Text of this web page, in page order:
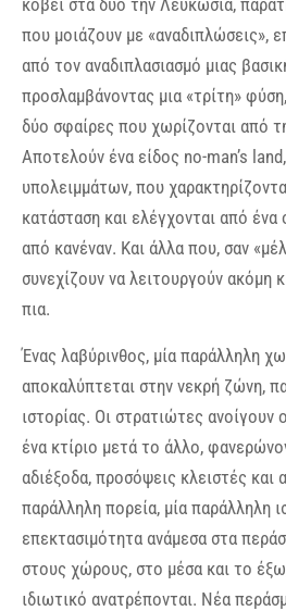
που μοιάζουν με «αναδιπλώσεις»,
από τον αναδιπλασιασμό μιας
προσλαμβάνοντας μια «τρίτη»
δύο σφαίρες που χωρίζονται από
Αποτελούν ένα είδος no-man’s
υπολειμμάτων, που
κατάσταση και ελέγχονται από
από κανέναν. Και άλλα που, σαν
συνεχίζουν να λειτουργούν ακόμη
πια.
Ένας λαβύρινθος, μία παράλληλη
αποκαλύπτεται στην νεκρή ζώνη,
ιστορίας. Οι στρατιώτες
ένα κτίριο μετά το άλλο,
αδιέξοδα, προσόψεις κλειστές και
παράλληλη πορεία, μία παράλληλη
επεκτασιμότητα ανάμεσα στα
στους χώρους, στο μέσα και το
ιδιωτικό ανατρέπονται. Νέα